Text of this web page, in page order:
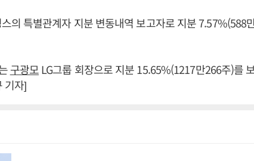
의 특별관계자 지분 변동내역 보고자로 지분 7.57%(588
구광모LG그룹 회장으로 지분 15.65%(1217만266주)를
기자]